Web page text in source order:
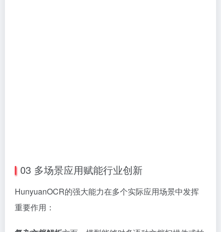
复杂文档解析方面，模型能够对多语种文档扫描件或拍
摄图像进行电子化处理，将图片中的文本内容按照阅读
顺序组织，公式采用LaTeX格式输出，复杂表格以